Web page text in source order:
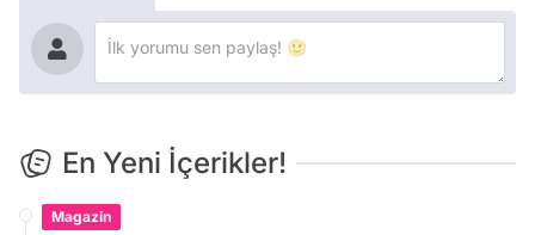
En Yeni İçerikler!
Magazin